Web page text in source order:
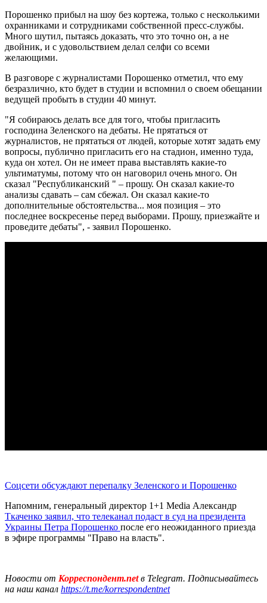
Порошенко прибыл на шоу без кортежа, только с несколькими
охранниками и сотрудниками собственной пресс-службы.
Много шутил, пытаясь доказать, что это точно он, а не
двойник, и с удовольствием делал селфи со всеми
желающими.
В разговоре с журналистами Порошенко отметил, что ему
безразлично, кто будет в студии и вспомнил о своем обещании
ведущей пробыть в студии 40 минут.
"Я собираюсь делать все для того, чтобы пригласить
господина Зеленского на дебаты. Не прятаться от
журналистов, не прятаться от людей, которые хотят задать ему
вопросы, публично пригласить его на стадион, именно туда,
куда он хотел. Он не имеет права выставлять какие-то
ультиматумы, потому что он наговорил очень много. Он
сказал "Республиканский " – прошу. Он сказал какие-то
анализы сдавать – сам сбежал. Он сказал какие-то
дополнительные обстоятельства... моя позиция – это
последнее воскресенье перед выборами. Прошу, приезжайте и
проведите дебаты", - заявил Порошенко.
Соцсети обсуждают перепалку Зеленского и Порошенко
Напомним, генеральный директор 1+1 Media Александр
Ткаченко заявил, что телеканал подаст в суд на президента
Украины Петра Порошенко после его неожиданного приезда
в эфире программы "Право на власть".
Новости от Корреспондент.netв Telegram. Подписывайтесь
на наш канал https://t.me/korrespondentnet